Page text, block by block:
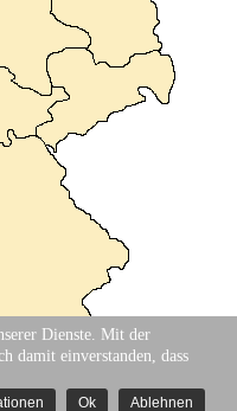
Dienste. Mit der
damit einverstanden, dass
Ok Ablehnen